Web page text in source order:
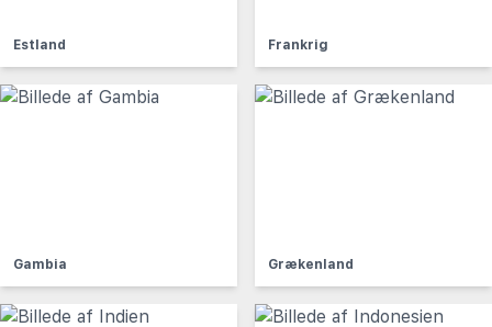
Estland Frankrig
Gambia Grækenland